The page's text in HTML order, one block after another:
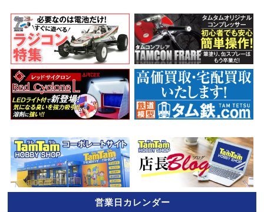
営業日カレンダー